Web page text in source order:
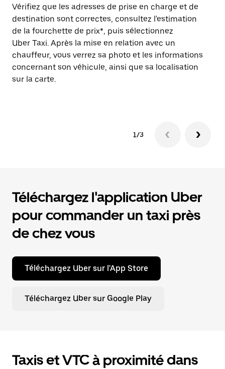
Vérifiez que les adresses de prise en charge et de
destination sont correctes, consultez l'estimation
de la fourchette de prix*, puis sélectionnez
Uber Taxi. Après la mise en relation avec un
chauffeur, vous verrez sa photo et les informations
concernant son véhicule, ainsi que sa localisation
sur la carte.
1/3
Téléchargez l'application Uber
pour commander un taxi près
de chez vous
Téléchargez Uber sur l'App Store
Téléchargez Uber sur Google Play
Taxis et VTC à proximité dans